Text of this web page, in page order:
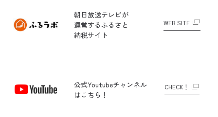
朝日放送テレビが
運営するふるさと
納税サイト
WEB SITE
公式Youtubeチャンネル
はこちら！
CHECK！